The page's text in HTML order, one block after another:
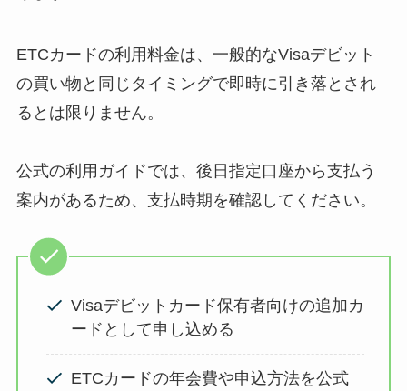
ETCカードの利用料金は、一般的なVisaデビット
の買い物と同じタイミングで即時に引き落とされ
るとは限りません。
公式の利用ガイドでは、後日指定口座から支払う
案内があるため、支払時期を確認してください。
Visaデビットカード保有者向けの追加カ
ードとして申し込める
ETCカードの年会費や申込方法を公式